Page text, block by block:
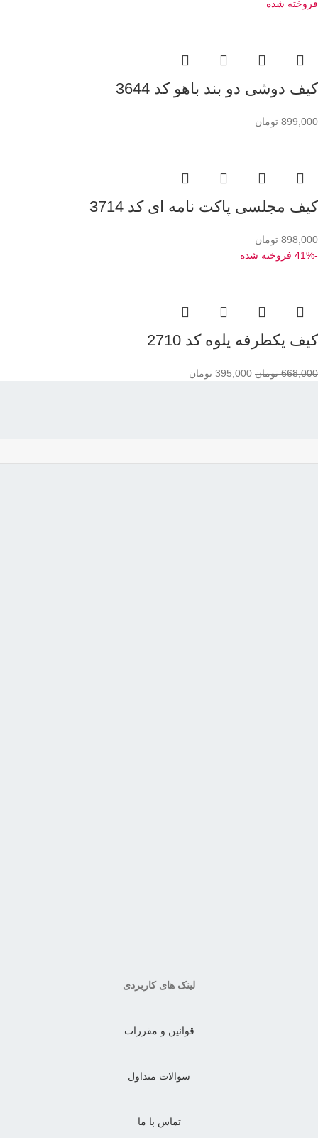
فروخته شده
کیف دوشی دو بند باهو کد 3644
899,000 تومان
کیف مجلسی پاکت نامه ای کد 3714
898,000 تومان
-41%
فروخته شده
کیف یکطرفه یلوه کد 2710
668,000 تومان 395,000 تومان
لینک های کاربردی
قوانین و مقررات
سوالات متداول
تماس با ما